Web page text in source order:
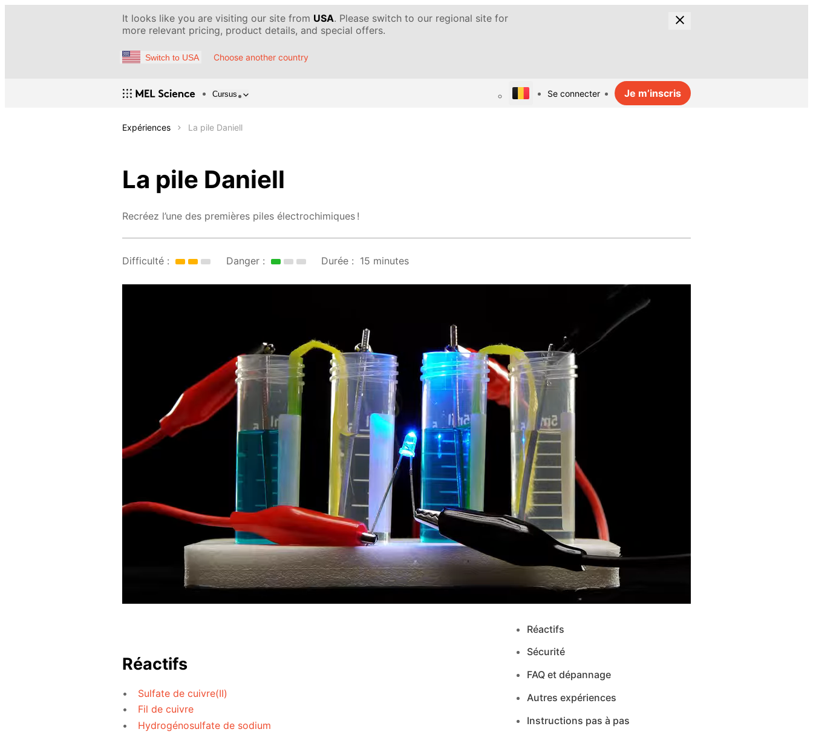
It looks like you are visiting our site from USA. Please switch to our regional site for
more relevant pricing, product details, and special offers.
Switch to USA Choose another country
Cursus Se connecter Je m’inscris
Expériences La pile Daniell
La pile Daniell
Recréez l’une des premières piles électrochimiques !
Difficulté : Danger : Durée : 15 minutes
Réactifs
Sulfate de cuivre(II)
Fil de cuivre
Hydrogénosulfate de sodium
Réactifs
Sécurité
FAQ et dépannage
Autres expériences
Instructions pas à pas